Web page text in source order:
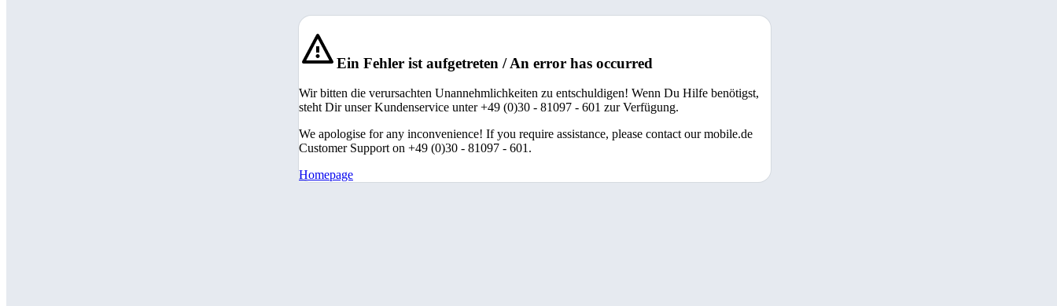
Ein Fehler ist aufgetreten / An error has occurred
Wir bitten die verursachten Unannehmlichkeiten zu entschuldigen! Wenn Du Hilfe benötigst,
steht Dir unser Kundenservice unter +49 (0)30 - 81097 - 601 zur Verfügung.
We apologise for any inconvenience! If you require assistance, please contact our mobile.de
Customer Support on +49 (0)30 - 81097 - 601.
Homepage